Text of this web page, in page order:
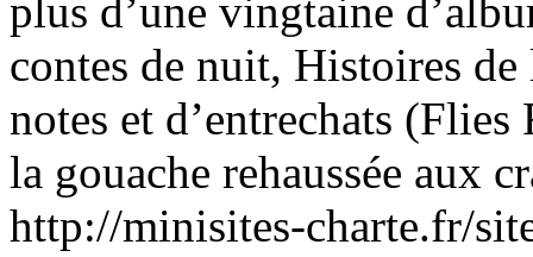
plus d’une vingtaine
contes de nuit, Histoires
notes et d’entrechats
la gouache rehaussée aux
http://minisites-charte.fr/